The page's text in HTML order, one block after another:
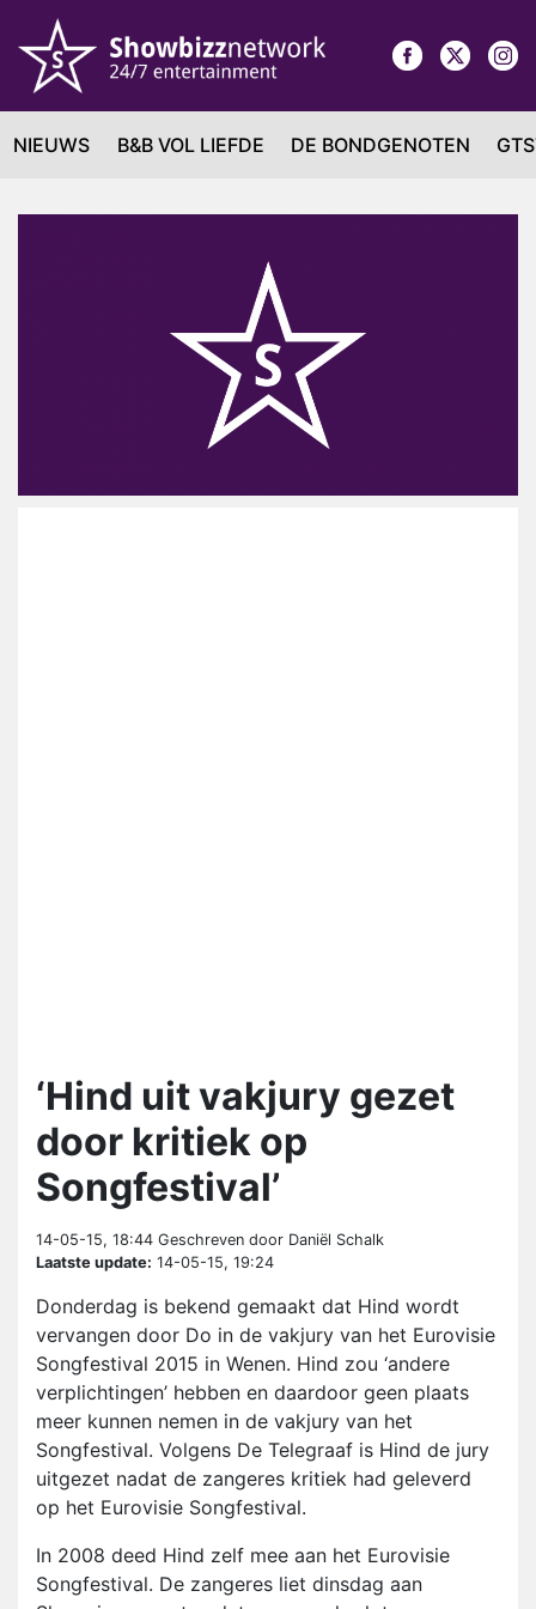
NIEUWS B&B VOL LIEFDE DE BONDGENOTEN
‘Hind uit vakjury gezet
door kritiek op
Songfestival’
14-05-15, 18:44 Geschreven door Daniël Schalk
Laatste update: 14-05-15, 19:24
Donderdag is bekend gemaakt dat Hind wordt
vervangen door Do in de vakjury van het Eurovisie
Songfestival 2015 in Wenen. Hind zou ‘andere
verplichtingen’ hebben en daardoor geen plaats
meer kunnen nemen in de vakjury van het
Songfestival. Volgens De Telegraaf is Hind de jury
uitgezet nadat de zangeres kritiek had geleverd
op het Eurovisie Songfestival.
In 2008 deed Hind zelf mee aan het Eurovisie
Songfestival. De zangeres liet dinsdag aan